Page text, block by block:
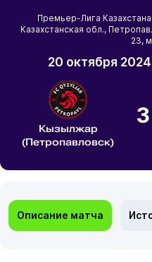
Премьер-Лига
Казахстанская обл.,
23,
20 октября
Кызылжар
(Петропавловск)
Описание матча